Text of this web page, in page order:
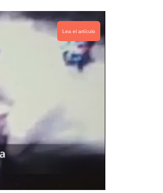
Lea el artículo